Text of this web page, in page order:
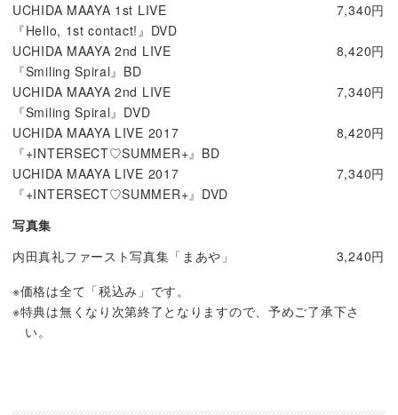
UCHIDA MAAYA 1st LIVE
『Hello, 1st contact!』DVD
7,340円
UCHIDA MAAYA 2nd LIVE
『Smiling Spiral』BD
8,420円
UCHIDA MAAYA 2nd LIVE
『Smiling Spiral』DVD
7,340円
UCHIDA MAAYA LIVE 2017
『+INTERSECT♡SUMMER+』BD
8,420円
UCHIDA MAAYA LIVE 2017
『+INTERSECT♡SUMMER+』DVD
7,340円
写真集
内田真礼ファースト写真集「まあや」
3,240円
※価格は全て「税込み」です。
※特典は無くなり次第終了となりますので、予めご了承下さ
い。